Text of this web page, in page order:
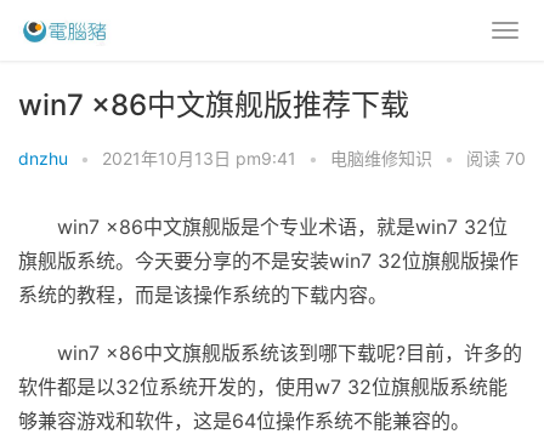
win7 x86中文旗舰版推荐下载
dnzhu • 2021年10月13日 pm9:41 • 电脑维修知识 • 阅读 70
win7 x86中文旗舰版是个专业术语，就是win7 32位
旗舰版系统。今天要分享的不是安装win7 32位旗舰版操作
系统的教程，而是该操作系统的下载内容。
win7 x86中文旗舰版系统该到哪下载呢?目前，许多的
软件都是以32位系统开发的，使用w7 32位旗舰版系统能
够兼容游戏和软件，这是64位操作系统不能兼容的。